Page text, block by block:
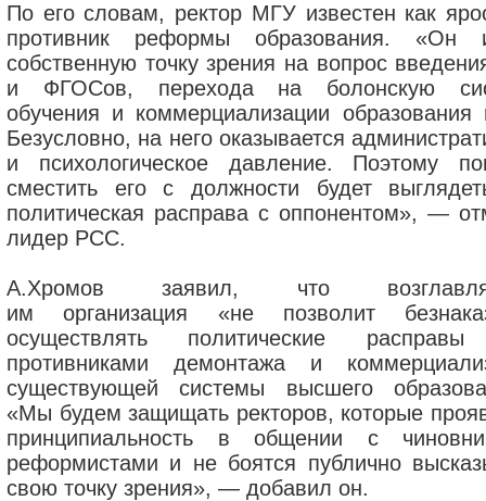
По его словам, ректор МГУ известен как
противник реформы образования. «Он
собственную точку зрения на вопрос
и ФГОСов, перехода на болонскую
обучения и коммерциализации образования
Безусловно, на него оказывается
и психологическое давление. Поэтому
сместить его с должности будет
политическая расправа с оппонентом», —
лидер РСС.
А.Хромов заявил, что
им организация «не позволит
осуществлять политические
противниками демонтажа и
существующей системы высшего
«Мы будем защищать ректоров, которые
принципиальность в общении с
реформистами и не боятся публично
свою точку зрения», — добавил он.